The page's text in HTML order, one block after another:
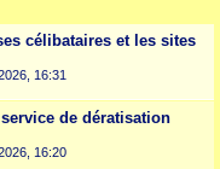
r
célibataires et les sites
16:31
de dératisation
16:20